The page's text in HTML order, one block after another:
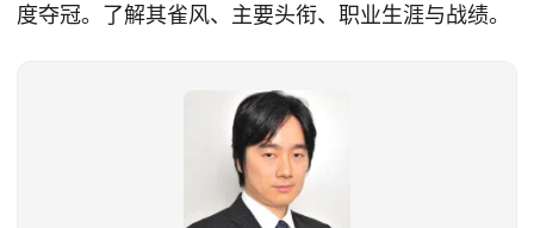
度夺冠。了解其雀风、主要头衔、职业生涯与战绩。